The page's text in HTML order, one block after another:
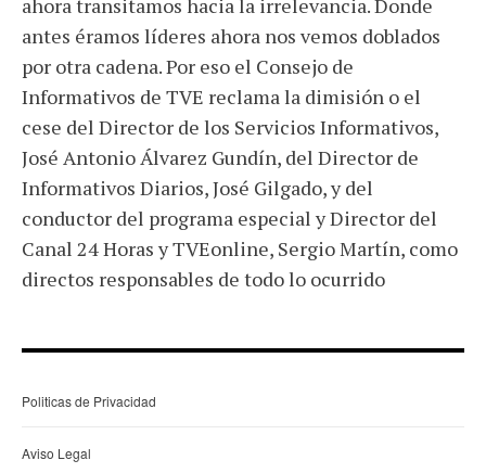
ahora transitamos hacia la irrelevancia. Donde
antes éramos líderes ahora nos vemos doblados
por otra cadena. Por eso el Consejo de
Informativos de TVE reclama la dimisión o el
cese del Director de los Servicios Informativos,
José Antonio Álvarez Gundín, del Director de
Informativos Diarios, José Gilgado, y del
conductor del programa especial y Director del
Canal 24 Horas y TVEonline, Sergio Martín, como
directos responsables de todo lo ocurrido
Politicas de Privacidad
Aviso Legal